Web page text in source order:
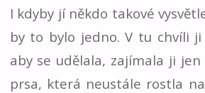
I kdyby jí někdo takové
by to bylo jedno. V tu chvíli
aby se udělala, zajímala ji
prsa, která neustále rostla